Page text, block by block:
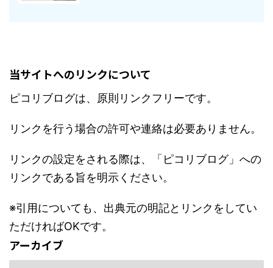
当サイトへのリンクについて
ピコリブログは、原則リンクフリーです。
リンクを行う場合の許可や連絡は必要ありません。
リンクの設定をされる際は、「ピコリブログ」への
リンクである旨を明示ください。
※引用についても、出典元の明記とリンクをしてい
ただければOKです。
アーカイブ